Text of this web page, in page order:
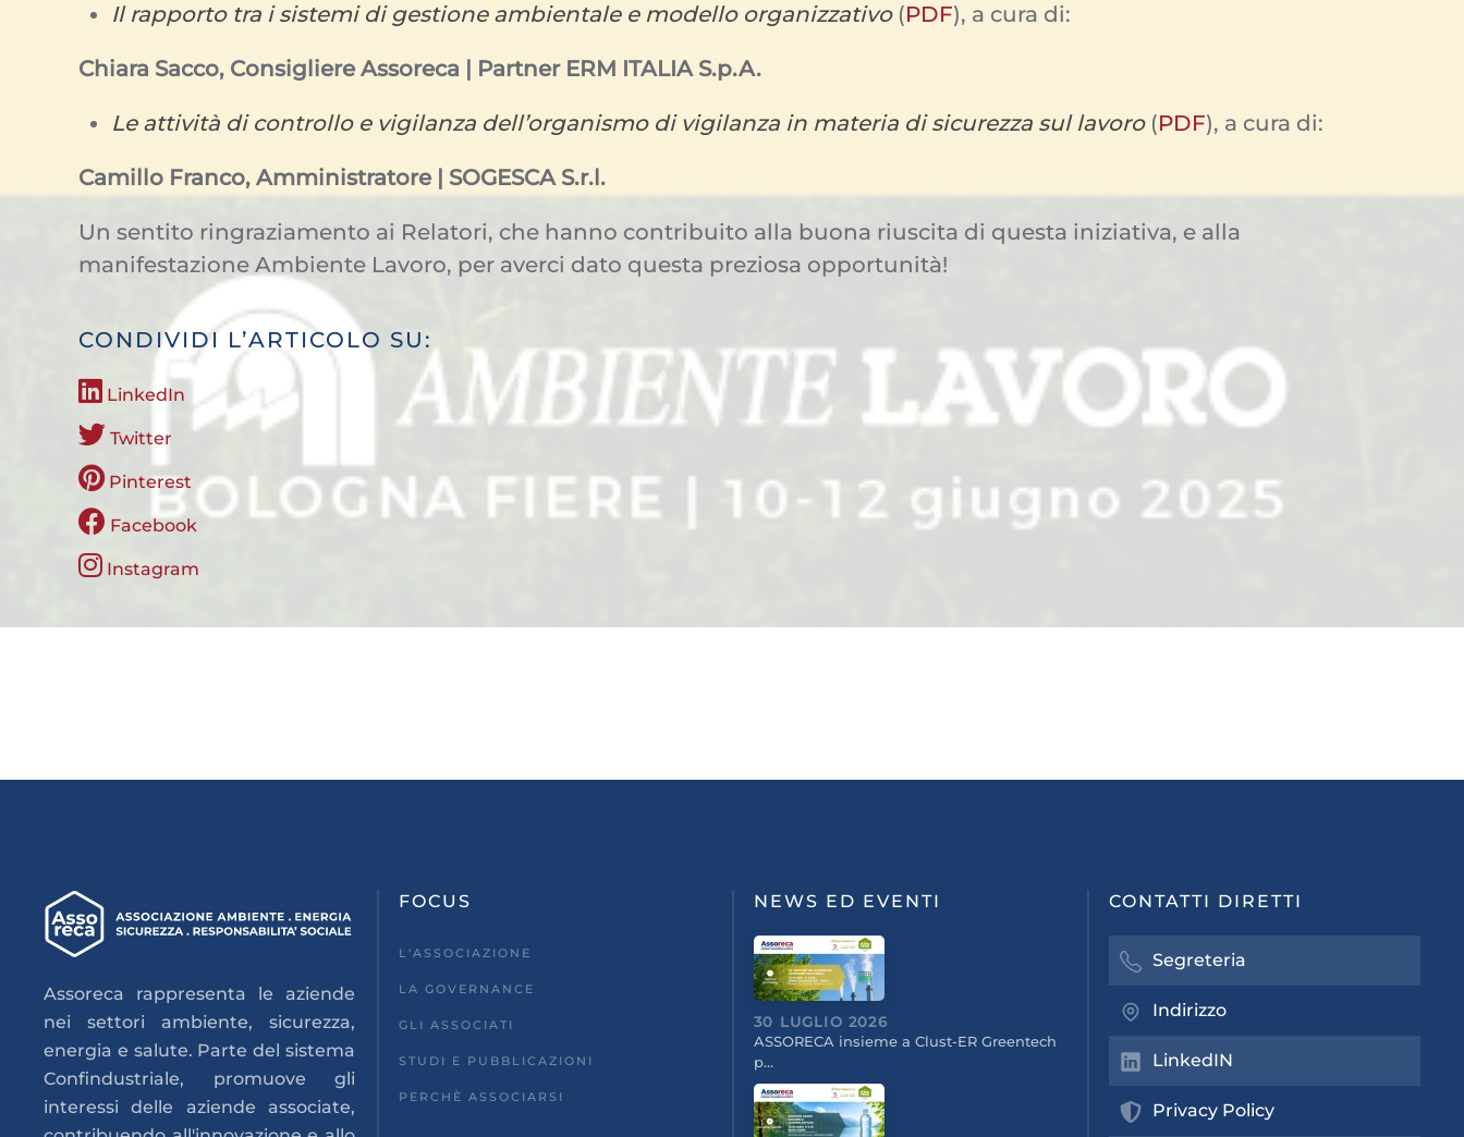
Il rapporto tra i sistemi di gestione ambientale e modello organizzativo(PDF), a cura di:
Chiara Sacco, Consigliere Assoreca | Partner ERM ITALIA S.p.A.
Le attività di controllo e vigilanza dell’organismo di vigilanza in materia di sicurezza sul lavoro(PDF), a cura di:
Camillo Franco, Amministratore | SOGESCA S.r.l.
Un sentito ringraziamento ai Relatori, che hanno contribuito alla buona riuscita di questa iniziativa, e alla
manifestazione Ambiente Lavoro, per averci dato questa preziosa opportunità!
CONDIVIDI L’ARTICOLO SU:
LinkedIn
Twitter
Pinterest
Facebook
Instagram
Assoreca rappresenta le aziende
nei settori ambiente, sicurezza,
energia e salute. Parte del sistema
Confindustriale, promuove gli
interessi delle aziende associate,
FOCUS
L'ASSOCIAZIONE
LA GOVERNANCE
GLI ASSOCIATI
STUDI E PUBBLICAZIONI
PERCHÈ ASSOCIARSI
NEWS ED EVENTI
30 LUGLIO 2026
ASSORECA insieme a Clust-ER Greentech
p…
CONTATTI DIRETTI
Segreteria
Indirizzo
LinkedIN
Privacy Policy